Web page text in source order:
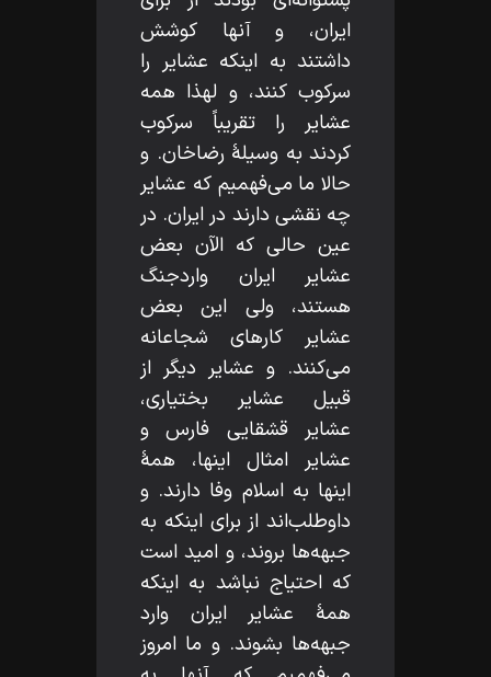
ايران، و آنها كوشش
داشتند به اينكه عشاير را
سركوب كنند، و لهذا همه
عشاير را تقريباً سركوب
كردند به وسيلۀ رضاخان. و
حالا ما مى‌فهميم كه عشاير
چه نقشى دارند در ايران. در
عين حالى كه الآن بعض
عشاير ايران واردجنگ
هستند، ولى اين بعض
عشاير كارهاى شجاعانه
مى‌كنند. و عشاير ديگر از
قبيل عشاير بختيارى،
عشاير قشقايى فارس و
عشاير امثال اينها، همۀ
اينها به اسلام وفا دارند. و
داوطلب‌اند از براى اينكه به
جبهه‌ها بروند، و اميد است
كه احتياج نباشد به اينكه
همۀ عشاير ايران وارد
جبهه‌ها بشوند. و ما امروز